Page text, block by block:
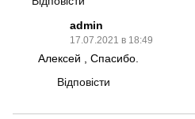
admin
17.07.2021 в 18:49
Алексей , Спасибо.
Відповісти